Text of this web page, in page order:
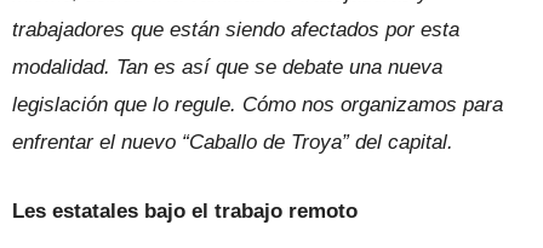
trabajadores que están siendo afectados por esta
modalidad. Tan es así que se debate una nueva
legislación que lo regule. Cómo nos organizamos para
enfrentar el nuevo “Caballo de Troya” del capital.
Les estatales bajo el trabajo remoto